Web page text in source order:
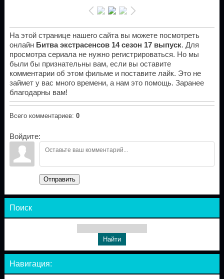
На этой странице нашего сайта вы можете посмотреть
онлайн Битва экстрасенсов 14 сезон 17 выпуск. Для
просмотра сериала не нужно регистрироваться. Но мы
были бы признательны вам, если вы оставите
комментарии об этом фильме и поставите лайк. Это не
займет у вас много времени, а нам это помощь. Заранее
благодарны вам!
Всего комментариев: 0
Войдите:
Отправить
Поиск
Навигация: